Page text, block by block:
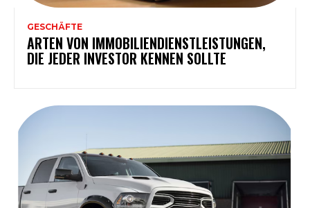
GESCHÄFTE
ARTEN VON IMMOBILIENDIENSTLEISTUNGEN,
DIE JEDER INVESTOR KENNEN SOLLTE